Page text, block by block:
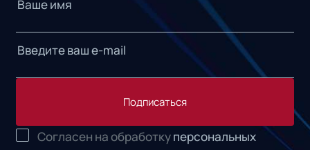
Подписаться
Согласен на обработкуперсональных